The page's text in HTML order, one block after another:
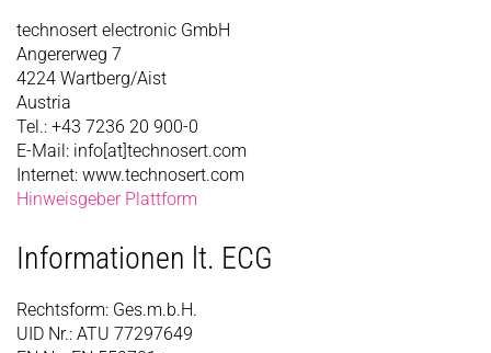
technosert electronic GmbH
Angererweg 7
4224 Wartberg/Aist
Austria
Tel.: +43 7236 20 900-0
E-Mail: info[at]technosert.com
Internet: www.technosert.com
Hinweisgeber Plattform
Informationen lt. ECG
Rechtsform: Ges.m.b.H.
UID Nr.: ATU 77297649